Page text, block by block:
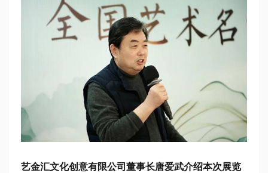
艺金汇文化创意有限公司董事长唐爱武介绍本次展览